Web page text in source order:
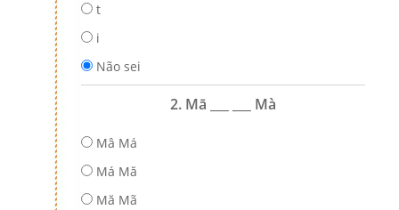
t
i
Não sei
2. Mā ___ ___ Mà
Mâ Má
Má Mă
Mă Mã